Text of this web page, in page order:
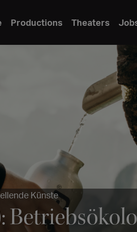
Productions Theaters
Künste